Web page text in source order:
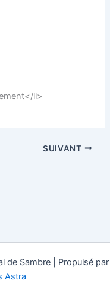
li>
SUIVANT
de Sambre | Propulsé par
Astra